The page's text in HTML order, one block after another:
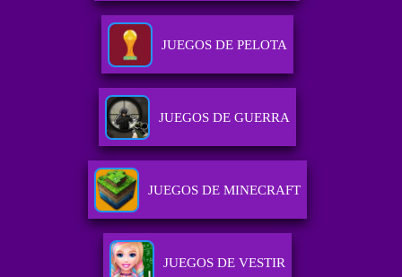
JUEGOS DE PELOTA
JUEGOS DE GUERRA
JUEGOS DE MINECRAFT
JUEGOS DE VESTIR